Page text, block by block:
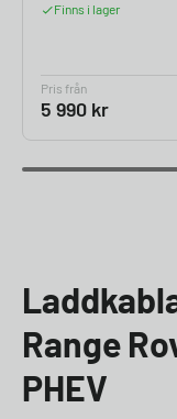
Finns i lager
Pris från
5 990 kr
Range
PHEV